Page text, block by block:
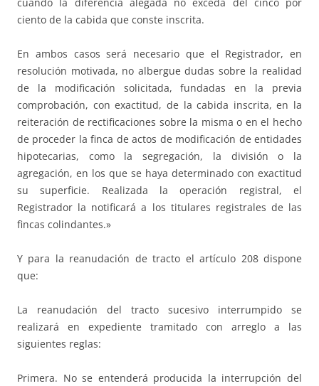
cuando la diferencia alegada no exceda del cinco por
ciento de la cabida que conste inscrita.
En ambos casos será necesario que el Registrador, en
resolución motivada, no albergue dudas sobre la realidad
de la modificación solicitada, fundadas en la previa
comprobación, con exactitud, de la cabida inscrita, en la
reiteración de rectificaciones sobre la misma o en el hecho
de proceder la finca de actos de modificación de entidades
hipotecarias, como la segregación, la división o la
agregación, en los que se haya determinado con exactitud
su superficie. Realizada la operación registral, el
Registrador la notificará a los titulares registrales de las
fincas colindantes.»
Y para la reanudación de tracto el artículo 208 dispone
que:
La reanudación del tracto sucesivo interrumpido se
realizará en expediente tramitado con arreglo a las
siguientes reglas:
Primera. No se entenderá producida la interrupción del